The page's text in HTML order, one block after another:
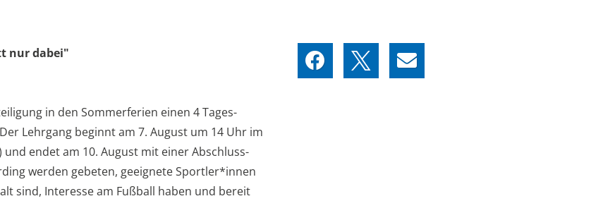
nur dabei"
in den Sommerferien einen 4 Tages-
Lehrgang beginnt am 7. August um 14 Uhr im
endet am 10. August mit einer Abschluss-
werden gebeten, geeignete Sportler*innen
sind, Interesse am Fußball haben und bereit